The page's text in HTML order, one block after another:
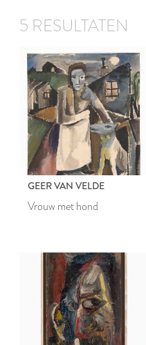
5 RESULTATEN
GEER VAN VELDE
Vrouw met hond